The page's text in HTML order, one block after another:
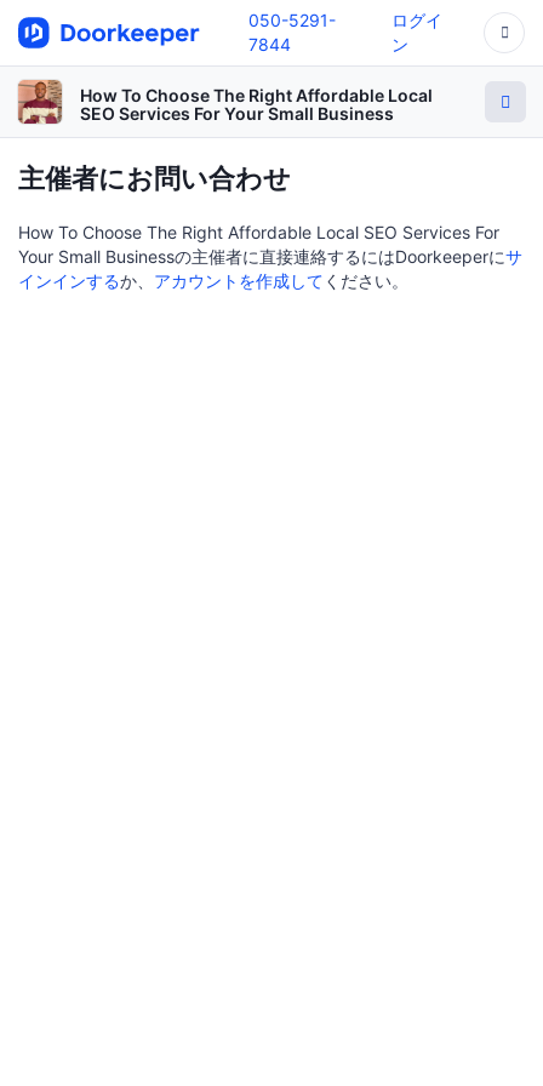
050-5291-
7844
ログイ
ン
How To Choose The Right Affordable Local
SEO Services For Your Small Business
主催者にお問い合わせ
How To Choose The Right Affordable Local SEO Services For
Your Small Businessの主催者に直接連絡するにはDoorkeeperにサ
インインするか、 アカウントを作成して ください。